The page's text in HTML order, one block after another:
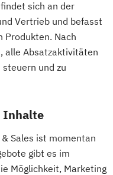
sich an der
Vertrieb und befasst
Produkten. Nach
alle Absatzaktivitäten
und zu
Inhalte
Sales ist momentan
gibt es im
Möglichkeit, Marketing